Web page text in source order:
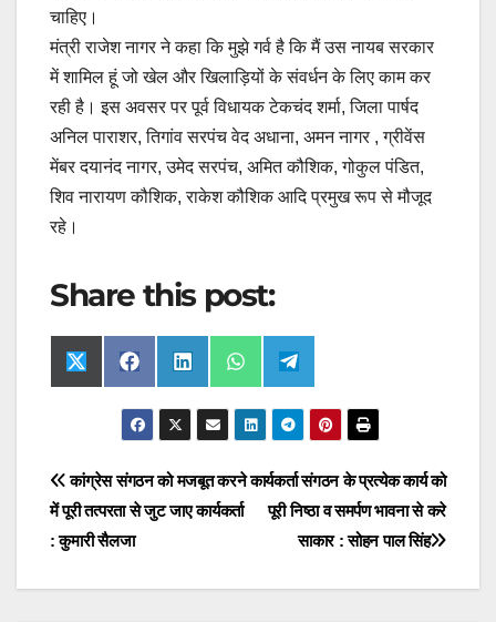
चाहिए।
मंत्री राजेश नागर ने कहा कि मुझे गर्व है कि मैं उस नायब सरकार
में शामिल हूं जो खेल और खिलाड़ियों के संवर्धन के लिए काम कर
रही है। इस अवसर पर पूर्व विधायक टेकचंद शर्मा, जिला पार्षद
अनिल पाराशर, तिगांव सरपंच वेद अधाना, अमन नागर , ग्रीवेंस
मेंबर दयानंद नागर, उमेद सरपंच, अमित कौशिक, गोकुल पंडित,
शिव नारायण कौशिक, राकेश कौशिक आदि प्रमुख रूप से मौजूद
रहे।
Share this post:
Share
on
X
(
t
e
r
)
Share
on
F
a
e
b
o
k
Share
on
L
i
n
e
I
n
Share
on
W
h
t
s
p
p
Share
on
T
e
l
g
a
m
Post
navigation
कार्यकर्ता संगठन के प्रत्येक कार्य को
पूरी निष्ठा व समर्पण भावना से करे
साकार : सोहन पाल सिंह
कांग्रेस संगठन को मजबूत करने
में पूरी तत्परता से जुट जाए कार्यकर्ता
: कुमारी सैलजा